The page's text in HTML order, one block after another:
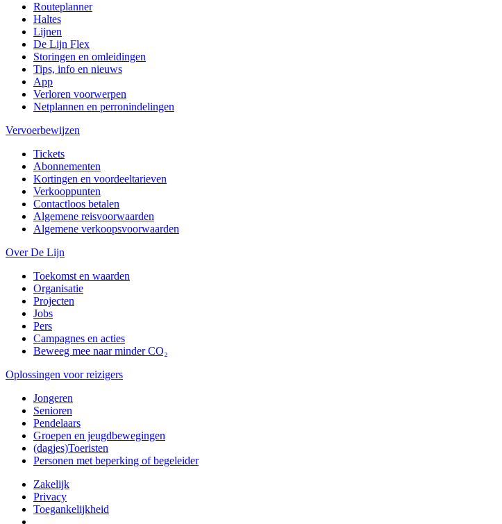
Routeplanner
Haltes
Lijnen
De Lijn Flex
Storingen en omleidingen
Tips, info en nieuws
App
Verloren voorwerpen
Netplannen en perronindelingen
Vervoerbewijzen
Tickets
Abonnementen
Kortingen en voordeeltarieven
Verkooppunten
Contactloos betalen
Algemene reisvoorwaarden
Algemene verkoopsvoorwaarden
Over De Lijn
Toekomst en waarden
Organisatie
Projecten
Jobs
Pers
Campagnes en acties
Beweeg mee naar minder CO₂
Oplossingen voor reizigers
Jongeren
Senioren
Pendelaars
Groepen en jeugdbewegingen
(dagjes)Toeristen
Personen met beperking of begeleider
Zakelijk
Privacy
Toegankelijkheid